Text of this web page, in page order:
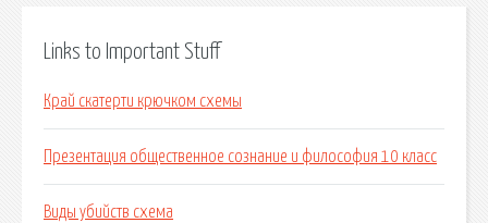
Links to Important Stuff
Край скатерти крючком схемы
Презентация общественное сознание и философия 10 класс
Виды убийств схема